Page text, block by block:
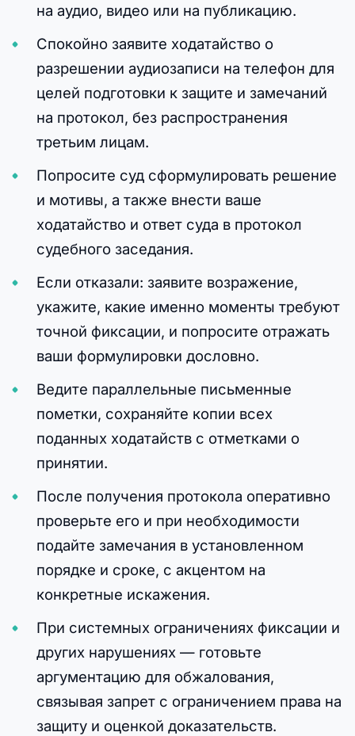
на аудио, видео или на публикацию.
Спокойно заявите ходатайство о
разрешении аудиозаписи на телефон для
целей подготовки к защите и замечаний
на протокол, без распространения
третьим лицам.
Попросите суд сформулировать решение
и мотивы, а также внести ваше
ходатайство и ответ суда в протокол
судебного заседания.
Если отказали: заявите возражение,
укажите, какие именно моменты требуют
точной фиксации, и попросите отражать
ваши формулировки дословно.
Ведите параллельные письменные
пометки, сохраняйте копии всех
поданных ходатайств с отметками о
принятии.
После получения протокола оперативно
проверьте его и при необходимости
подайте замечания в установленном
порядке и сроке, с акцентом на
конкретные искажения.
При системных ограничениях фиксации и
других нарушениях — готовьте
аргументацию для обжалования,
связывая запрет с ограничением права на
защиту и оценкой доказательств.